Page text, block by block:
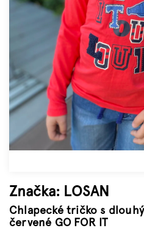
Přihlášení
Značka: LOSAN
Chlapecké tričko s
červené GO FOR IT